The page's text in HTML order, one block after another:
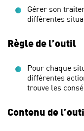
Gérer son
différentes
Règle de l’outil
Pour chaque
différentes
trouve les
Contenu de